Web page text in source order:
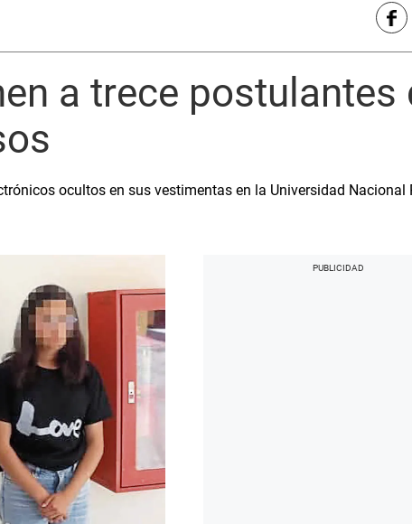
a trece postulantes
ocultos en sus vestimentas en la Universidad Nacional